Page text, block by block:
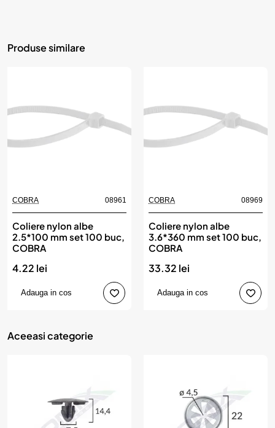
Produse similare
COBRA 08961
Coliere nylon albe
2.5*100 mm set 100 buc,
COBRA
4.22 lei
Adauga in cos
COBRA 08969
Coliere nylon albe
3.6*360 mm set 100 buc,
COBRA
33.32 lei
Adauga in cos
Aceeasi categorie